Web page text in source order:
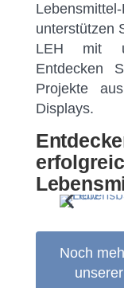
unterstützen
LEH mit
Entdecken
Projekte
Displays.
Noch